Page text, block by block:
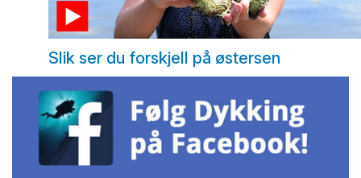
Slik ser du forskjell på østersen